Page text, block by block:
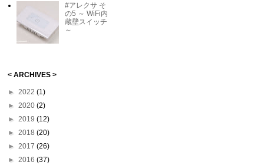
#アレクサ そ
の5 ～ WiFi内
蔵壁スイッチ
～
< ARCHIVES >
► 2022 (1)
► 2020 (2)
► 2019 (12)
► 2018 (20)
► 2017 (26)
► 2016 (37)